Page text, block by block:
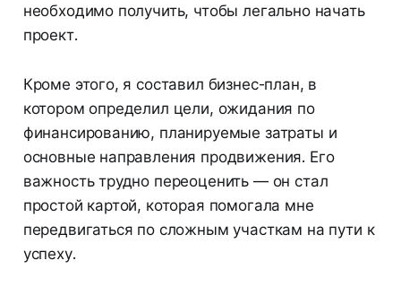
необходимо получить, чтобы легально начать
проект.
Кроме этого, я составил бизнес-план, в
котором определил цели, ожидания по
финансированию, планируемые затраты и
основные направления продвижения. Его
важность трудно переоценить — он стал
простой картой, которая помогала мне
передвигаться по сложным участкам на пути к
успеху.